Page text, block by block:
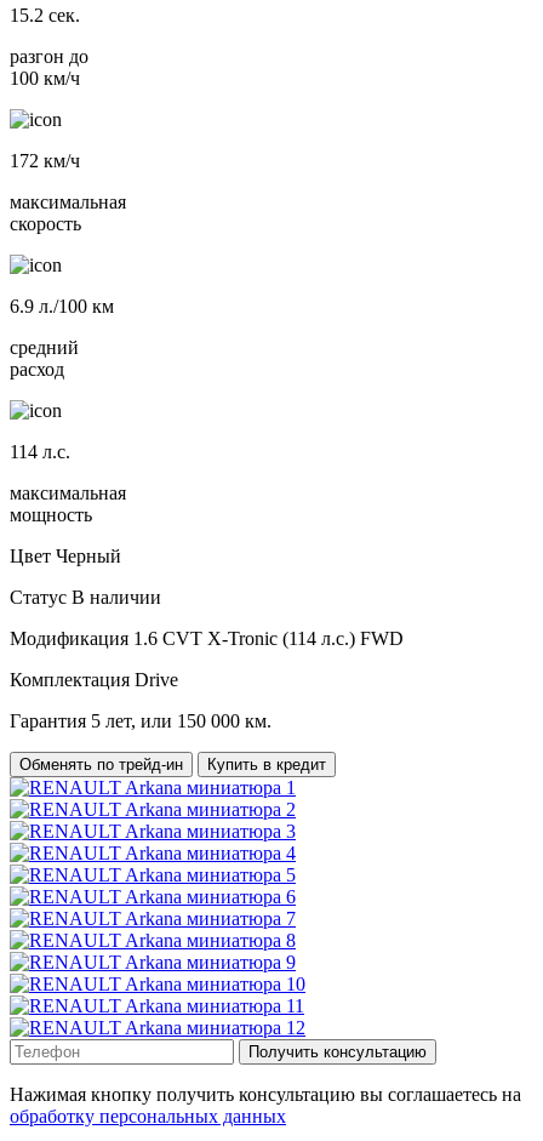
15.2 сек.
разгон до
100 км/ч
172 км/ч
максимальная
скорость
6.9 л./100 км
средний
расход
114 л.с.
максимальная
мощность
Цвет Черный
Статус В наличии
Модификация 1.6 CVT X-Tronic (114 л.с.) FWD
Комплектация Drive
Гарантия 5 лет, или 150 000 км.
Обменять по трейд-ин Купить в кредит
Получить консультацию
Нажимая кнопку получить консультацию вы соглашаетесь на
обработку персональных данных